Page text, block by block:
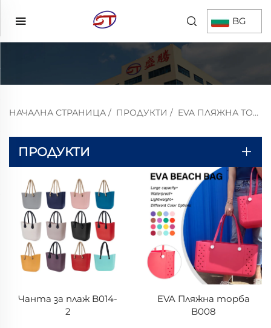
BG
НАЧАЛНА СТРАНИЦА / ПРОДУКТИ / EVA ПЛЯЖНА ТОРБА
ПРОДУКТИ
Чанта за плаж B014-
2
EVA Пляжна торба
B008